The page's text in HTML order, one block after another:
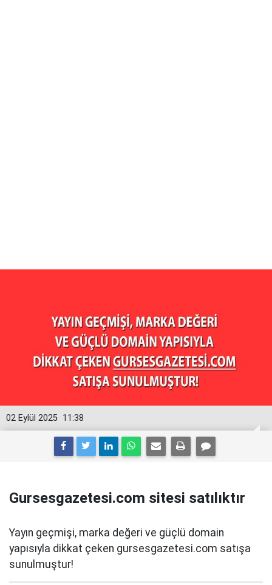
11:38
02 Eylül 2025
Gursesgazetesi.com sitesi satılıktır
Yayın geçmişi, marka değeri ve güçlü domain
yapısıyla dikkat çeken gursesgazetesi.com satışa
sunulmuştur!